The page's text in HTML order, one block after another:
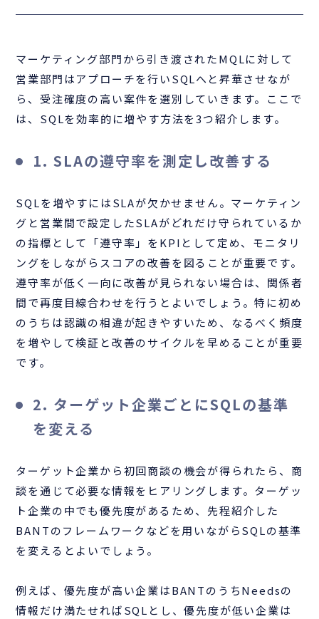
マーケティング部門から引き渡されたMQLに対して
営業部門はアプローチを行いSQLへと昇華させなが
ら、受注確度の高い案件を選別していきます。ここで
は、SQLを効率的に増やす方法を3つ紹介します。
1. SLAの遵守率を測定し改善する
SQLを増やすにはSLAが欠かせません。マーケティン
グと営業間で設定したSLAがどれだけ守られているか
の指標として「遵守率」をKPIとして定め、モニタリ
ングをしながらスコアの改善を図ることが重要です。
遵守率が低く一向に改善が見られない場合は、関係者
間で再度目線合わせを行うとよいでしょう。特に初め
のうちは認識の相違が起きやすいため、なるべく頻度
を増やして検証と改善のサイクルを早めることが重要
です。
2. ターゲット企業ごとにSQLの基準
を変える
ターゲット企業から初回商談の機会が得られたら、商
談を通じて必要な情報をヒアリングします。ターゲッ
ト企業の中でも優先度があるため、先程紹介した
BANTのフレームワークなどを用いながらSQLの基準
を変えるとよいでしょう。
例えば、優先度が高い企業はBANTのうちNeedsの
情報だけ満たせればSQLとし、優先度が低い企業は